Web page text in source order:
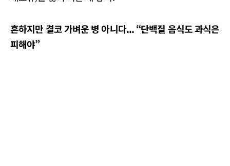
흔하지만 결코 가벼운 병 아니다... “단백질 음식도 과식은
피해야”